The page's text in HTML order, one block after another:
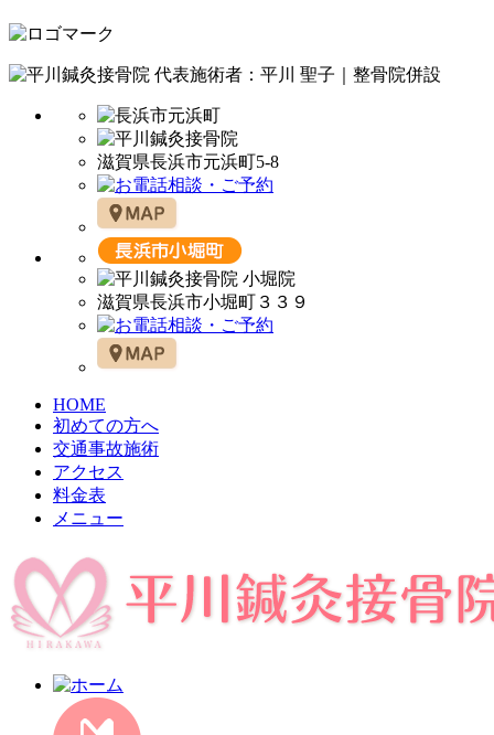
代表施術者：平川 聖子｜整骨院併設
滋賀県長浜市元浜町5-8
滋賀県長浜市小堀町３３９
HOME
初めての方へ
交通事故施術
アクセス
料金表
メニュー